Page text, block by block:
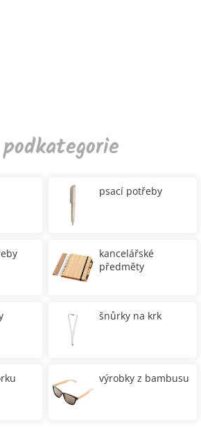
psací potřeby
kancelářské
předměty
šnůrky na krk
výrobky z bambusu